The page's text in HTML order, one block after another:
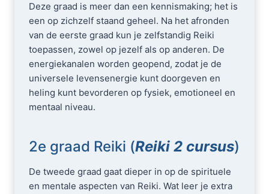
Deze graad is meer dan een kennismaking; het is
een op zichzelf staand geheel. Na het afronden
van de eerste graad kun je zelfstandig Reiki
toepassen, zowel op jezelf als op anderen. De
energiekanalen worden geopend, zodat je de
universele levensenergie kunt doorgeven en
heling kunt bevorderen op fysiek, emotioneel en
mentaal niveau.
2e graad Reiki (Reiki 2 cursus)
De tweede graad gaat dieper in op de spirituele
en mentale aspecten van Reiki. Wat leer je extra